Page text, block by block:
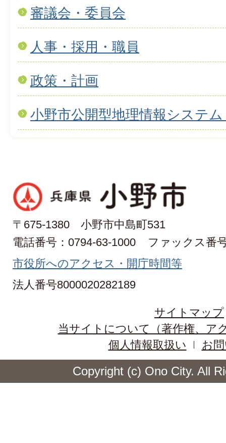
審議会・委員会
人事・採用・職員
政策・計画
小野市公開型地理情報システ
〒675-1380 小野市中島町531
電話番号：0794-63-1000
ファックス番
市役所へのアクセス・開庁時間等
法人番号8000020282189
サイトマップ
当サイトについて（著作権、ア
個人情報取扱い
お
Copyright (c) Ono City. All